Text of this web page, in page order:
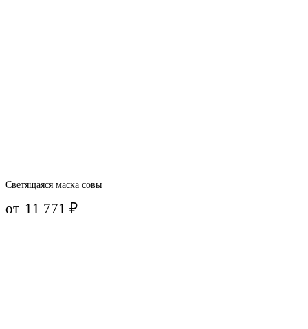
Светящаяся маска совы
от 11 771₽